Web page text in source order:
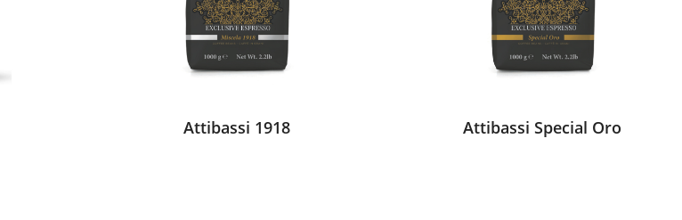
Attibassi 1918 Attibassi Special Oro